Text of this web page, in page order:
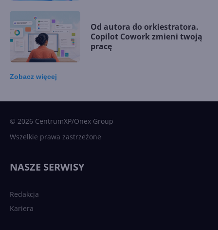
Od autora do orkiestratora.
Copilot Cowork zmieni twoją
pracę
Zobacz więcej
© 2026 CentrumXP/Onex Group
Wszelkie prawa zastrzeżone
NASZE SERWISY
Redakcja
Kariera